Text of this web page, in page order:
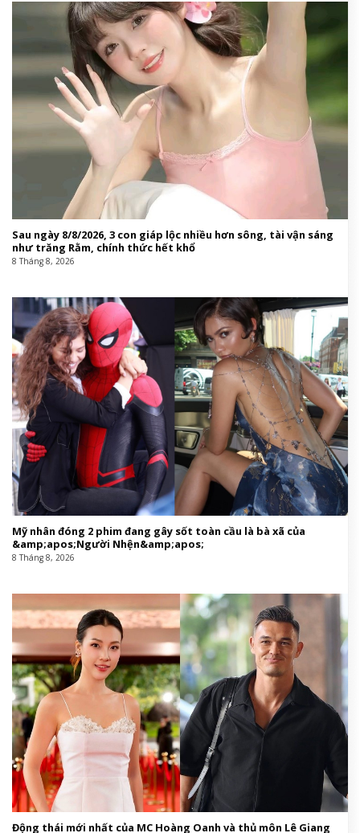
Sau ngày 8/8/2026, 3 con giáp lộc nhiều hơn sông, tài vận sáng
như trăng Rằm, chính thức hết khổ
8 Tháng 8, 2026
Mỹ nhân đóng 2 phim đang gây sốt toàn cầu là bà xã của
&amp;apos;Người Nhện&amp;apos;
8 Tháng 8, 2026
Động thái mới nhất của MC Hoàng Oanh và thủ môn Lê Giang